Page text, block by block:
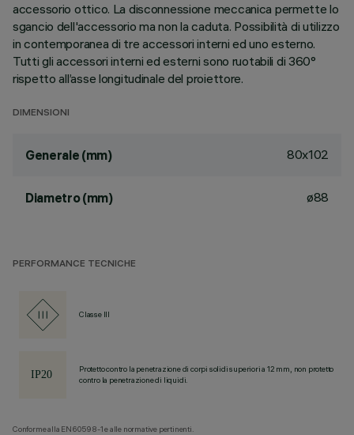
accessorio ottico. La disconnessione meccanica permette lo
sgancio dell'accessorio ma non la caduta. Possibilità di utilizzo
in contemporanea di tre accessori interni ed uno esterno.
Tutti gli accessori interni ed esterni sono ruotabili di 360°
rispetto all’asse longitudinale del proiettore.
DIMENSIONI
Generale (mm) 80x102
Diametro (mm) ø88
PERFORMANCE TECNICHE
Classe III
Protetto contro la penetrazione di corpi solidi superiori a 12 mm, non protetto
contro la penetrazione di liquidi.
Conforme alla EN60598-1 e alle normative pertinenti.